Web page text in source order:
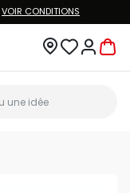
VOIR CONDITIONS